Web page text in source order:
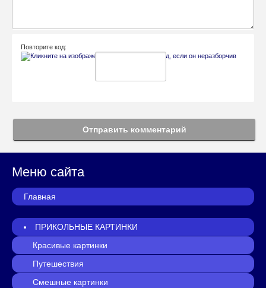
Повторите код:
Отправить комментарий
Меню сайта
Главная
ПРИКОЛЬНЫЕ КАРТИНКИ
Красивые картинки
Путешествия
Смешные картинки